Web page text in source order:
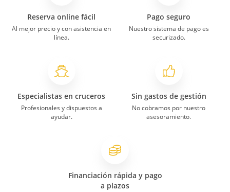
Reserva online fácil
Al mejor precio y con asistencia en
línea.
Pago seguro
Nuestro sistema de pago es
securizado.
Especialistas en cruceros
Profesionales y dispuestos a
ayudar.
Sin gastos de gestión
No cobramos por nuestro
asesoramiento.
Financiación rápida y pago
a plazos